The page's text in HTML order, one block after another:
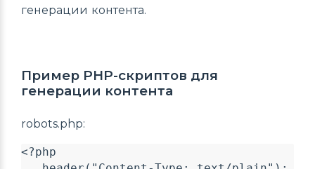
генерации контента.
Пример PHP-скриптов для
генерации контента
robots.php:
<?php